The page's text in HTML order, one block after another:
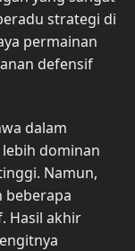
strategi di
permainan
defensif
dalam
dominan
Namun,
beberapa
Hasil akhir